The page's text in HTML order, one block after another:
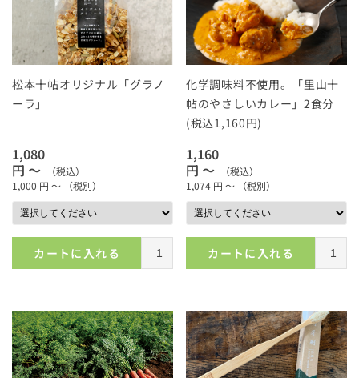
松本十帖オリジナル「グラノ
ーラ」
1,080
円 ～
（税込）
1,000 円 ～ （税別）
カートに入れる
化学調味料不使用。「里山十
帖のやさしいカレー」2食分
(税込1,160円)
1,160
円 ～
（税込）
1,074 円 ～ （税別）
カートに入れる